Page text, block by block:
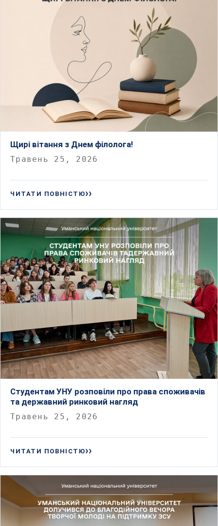
Щирі вітання з Днем філолога!
Травень 25, 2026
ЧИТАТИ ПОВНІСТЮ
Студентам УНУ розповіли про права споживачів
та державний ринковий нагляд
Травень 25, 2026
ЧИТАТИ ПОВНІСТЮ